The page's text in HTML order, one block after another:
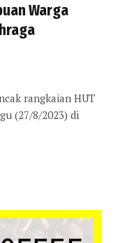
Warga
rangkaian HUT
(27/8/2023) di